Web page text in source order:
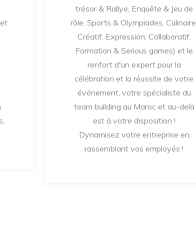
trésor & Rallye, Enquête & Jeu de
rôle, Sports & Olympiades, Culinaire,
Créatif, Expression, Collaboratif,
Formation & Serious games) et le
renfort d'un expert pour la
célébration et la réussite de votre
événement, votre spécialiste du
team building au Maroc et au-delà
est à votre disposition !
Dynamisez votre entreprise en
rassemblant vos employés !